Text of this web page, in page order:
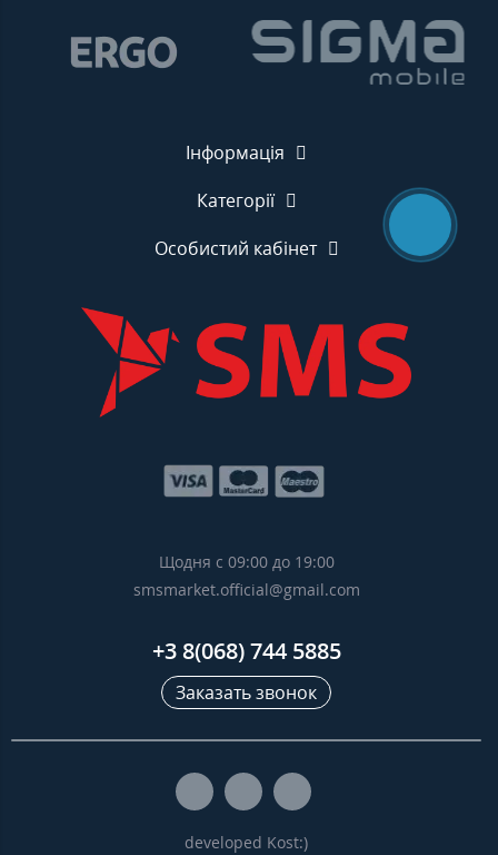
Інформація
Категорії
Особистий кабінет
Щодня с 09:00 до 19:00
smsmarket.official@gmail.com
+3 8(068) 744 5885
Заказать звонок
developed Kost:)